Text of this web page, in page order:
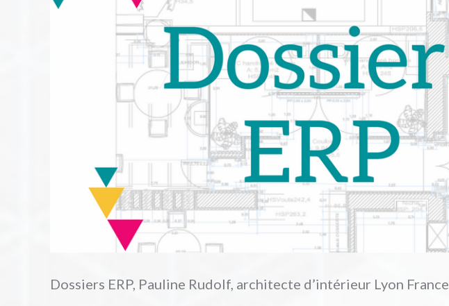
Dossiers ERP, Pauline Rudolf, architecte d’intérieur Lyon France